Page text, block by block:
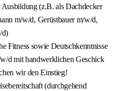
(z.B. als Dachdecker
m/w/d, Gerüstbauer m/w/d,
d)
Fitness sowie Deutschkenntnisse
d mit handwerklichen Geschick
wir den Einstieg!
(durchgehend